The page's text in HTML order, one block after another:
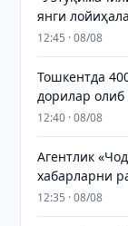
янги
12:45 · 08/08
Тошкентда
дорилар олиб
12:40 · 08/08
Агентлик
хабарларни
12:35 · 08/08